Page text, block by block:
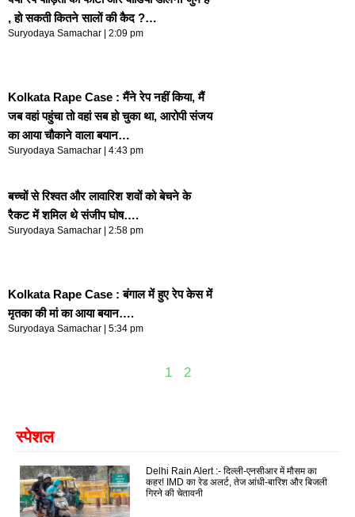
, हो सकती कितने सालों की कैद ?…
Suryodaya Samachar 2:09 pm
Kolkata Rape Case : मैंने रेप नहीं किया, मैं
जब वहां पहुंचा तो वहां सब हो चुका था, आरोपी संजय
का आया चौकाने वाला बयान…
Suryodaya Samachar 4:43 pm
बच्चों से रिश्वत और लावारिश शवों को बेचने के
रैकट में शमिल थे संजीप घोष….
Suryodaya Samachar 2:58 pm
Kolkata Rape Case : बंगाल में हुए रेप केस में
मृतका की मां का आया बयान….
Suryodaya Samachar 5:34 pm
1 2
स्पेशल
Delhi Rain Alert :- दिल्ली-एनसीआर में मौसम का
कहर! IMD का रेड अलर्ट, तेज आंधी-बारिश और बिजली
गिरने की चेतावनी